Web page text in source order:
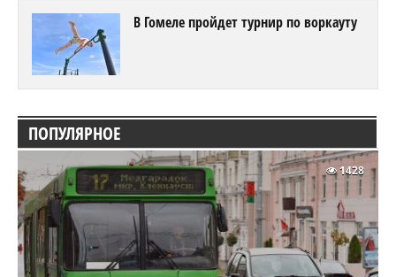
В Гомеле пройдет турнир по воркауту
ПОПУЛЯРНОЕ
1428